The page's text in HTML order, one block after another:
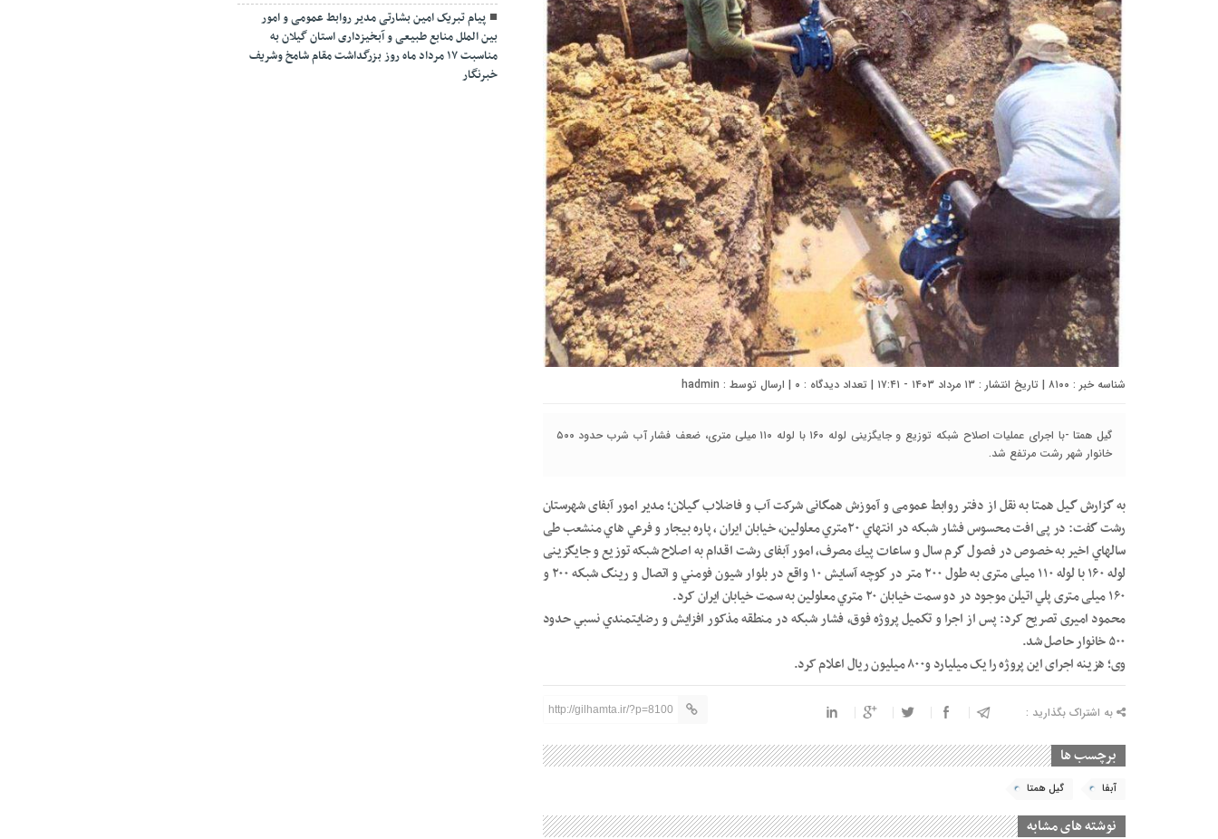
شناسه خبر : ۸۱۰۰ | تاریخ انتشار : ۱۳ مرداد ۱۴۰۳ - ۱۷:۴۱ | تعداد دیدگاه : ۰ | ارسال توسط : hadmin
گیل همتا -با اجرای عملیات اصلاح شبکه توزیع و جایگزینی لوله ۱۶۰ با لوله ۱۱۰ میلی متری، ضعف فشار آب شرب حدود ۵۰۰
خانوار شهر رشت مرتفع شد.
به گزارش گیل همتا به نقل از دفتر روابط عمومی و آموزش همگانی شرکت آب و فاضلاب گیلان؛ مدیر امور آبفای شهرستان
رشت گفت: در پی افت محسوس فشار شبكه در انتهاي ۲۰متري معلولين، خيابان ايران ، پاره بيجار و فرعي هاي منشعب طی
سالهاي اخير به خصوص در فصول گرم سال و ساعات پيك مصرف، امور آبفای رشت اقدام به اصلاح شبکه توزیع و جایگزینی
لوله ۱۶۰ با لوله ۱۱۰ میلی متری به طول ۲۰۰ متر در كوچه آسايش ۱۰ واقع در بلوار شيون فومني و اتصال و رينگ شبكه ۲۰۰ و
۱۶۰ میلی متری پلي اتيلن موجود در دو سمت خيابان ۲۰ متري معلولين به سمت خيابان ايران کرد.
محمود امیری تصریح کرد: پس از اجرا و تكميل پروژه فوق، فشار شبكه در منطقه مذکور افزايش و رضايتمندي نسبي حدود
۵۰۰ خانوار حاصل شد.
وی؛ هزینه اجرای این پروژه را یک ميليارد و۸۰۰ ميليون ريال اعلام کرد.
به اشتراک بگذارید : http://gilhamta.ir/?p=8100
برچسب ها
آبفا گیل همتا
نوشته های مشابه
پیام تبریک امین بشارتی مدیر روابط عمومی و امور
بین الملل منابع طبیعی و آبخیزداری استان گیلان به
مناسبت ۱۷ مرداد ماه روز بزرگداشت مقام شامخ وشریف
خبرنگار